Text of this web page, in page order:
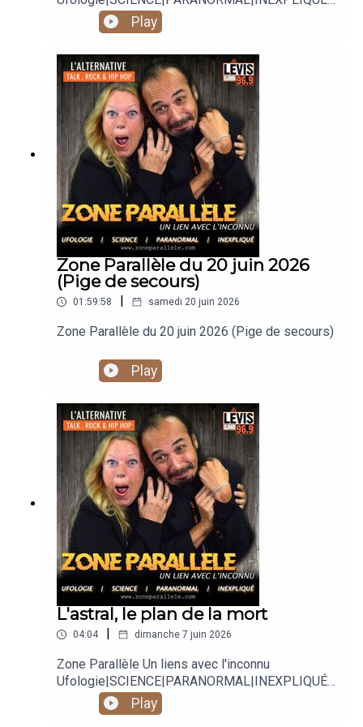
Animé par Carole Lauzé, SteveZ
https://www.facebook.com/zoneparallele
https://www.facebook.com/SteveZ582
https://www.zoneparallele.com/
https://twitter.com/zoneparallele
https://www.youtube.com/@zoneparallele
Play
Zone Parallèle du 20 juin 2026
(Pige de secours)
01:59:58 | samedi 20 juin 2026
Zone Parallèle du 20 juin 2026 (Pige de secours)
Play
L'astral, le plan de la mort
04:04 | dimanche 7 juin 2026
Zone Parallèle Un liens avec l'inconnu
Ufologie|SCIENCE|PARANORMAL|INEXPLIQUÉ
Animé par Carole Lauzé, SteveZ
https://www.facebook.com/zoneparallele
Play